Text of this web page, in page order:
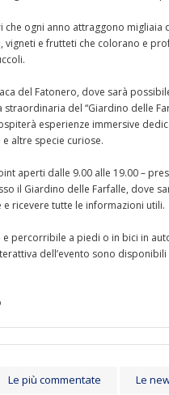
ogni anno attraggono migliaia
e frutteti che colorano e
del Fatonero, dove sarà
del “Giardino delle
esperienze immersive
altre specie curiose.
aperti dalle 9.00 alle 19.00 –
il Giardino delle Farfalle, dove
ricevere tutte le informazioni utili.
percorribile a piedi o in bici in
dell’evento sono disponibili
Le più commentate Le